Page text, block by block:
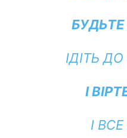
ІДІТЬ ДО
І
І